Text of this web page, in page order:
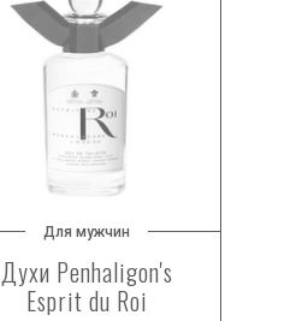
Для мужчин
Духи Penhaligon's
Esprit du Roi